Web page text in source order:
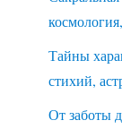
Тайны
стихий,
От заботы